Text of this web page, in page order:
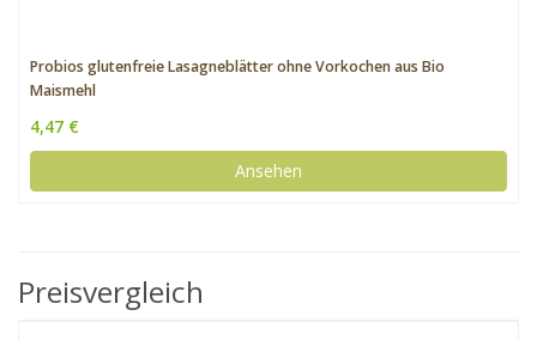
Probios glutenfreie Lasagneblätter ohne Vorkochen aus Bio
Maismehl
4,47 €
Ansehen
Preisvergleich